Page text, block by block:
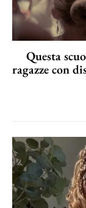
Questa
ragazze con